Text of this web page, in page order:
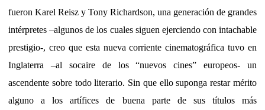
fueron Karel Reisz y Tony Richardson, una generación de grandes
intérpretes –algunos de los cuales siguen ejerciendo con intachable
prestigio-, creo que esta nueva corriente cinematográfica tuvo en
Inglaterra –al socaire de los “nuevos cines” europeos- un
ascendente sobre todo literario. Sin que ello suponga restar mérito
alguno a los artífices de buena parte de sus títulos más